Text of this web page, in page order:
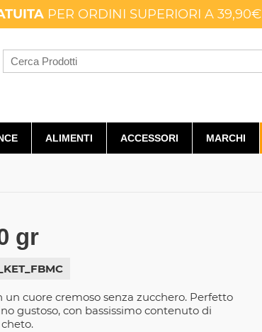
PER ORDINI SUPERIORI A 39,90€
ALIMENTI ACCESSORI MARCHI
gr
cuore cremoso senza zucchero. Perfetto
gustoso, con bassissimo contenuto di